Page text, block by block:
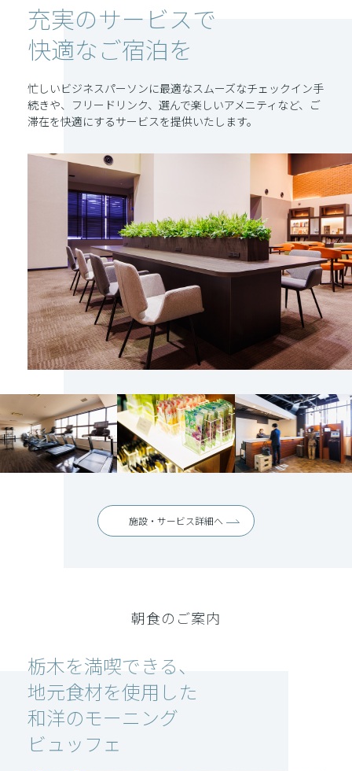
充実のサービスで
快適なご宿泊を
忙しいビジネスパーソンに最適なスムーズなチェックイン手
続きや、フリードリンク、選んで楽しいアメニティなど、ご
滞在を快適にするサービスを提供いたします。
施設・サービス詳細へ
朝食のご案内
栃木を満喫できる、
地元食材を使用した
和洋のモーニング
ビュッフェ